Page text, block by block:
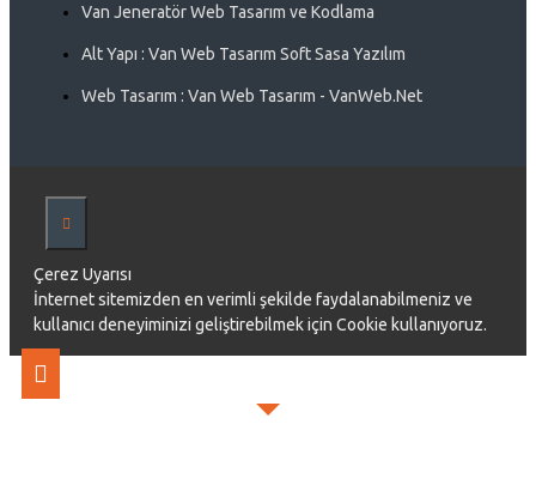
Van Jeneratör Web Tasarım ve Kodlama
Alt Yapı : Van Web Tasarım Soft Sasa Yazılım
Web Tasarım : Van Web Tasarım - VanWeb.Net
Çerez Uyarısı
İnternet sitemizden en verimli şekilde faydalanabilmeniz ve
kullanıcı deneyiminizi geliştirebilmek için Cookie kullanıyoruz.